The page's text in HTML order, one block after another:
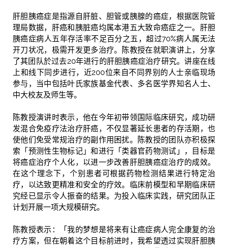
肝胆胰癌症是指源自肝脏、胆管或胰腺的癌症，根据医院管
理局数据，肝癌和胰脏癌均属本港五大致命癌症之一。肝胆
胰癌症病人五年存活率不足百分之五，超过70%病人属无法
开刀状况，极需开发更多治疗。陈教授在就职演讲上，分享
了其团队於过去20年进行的肝胆胰癌症治疗研究。讲座在线
上和线下同步进行，近200位来自不同界别的人士亲临现场
参与，当中包括叶氏家族基金代表、多名医学界知名人士、
中大校友及师生等。
陈教授演讲时表示，他在今年初带领国际临床研究，成功研
发混合免疫疗法治疗肝癌，不仅显著延长患者的存活期，也
使他们免受常规治疗的副作用困扰。陈教授的团队亦积极探
索「预测性生物标记」和进行「类器官药物测试」，目标是
将癌症治疗个人化，以进一步改善肝胆胰癌症治疗的成效。
在这个理念下，个别患者可根据药物检测结果进行特定治
疗，以达致更精准和安全的疗效。临床前模型和早期临床研
究经已显示令人振奋的结果。为投入临床实践，研究团队正
计划开展一项大规模研究。
陈教授表示：「我的梦想是将来有让癌症病人完全康复的治
疗方案，但在朝着这个目标前进时，我希望透过实现肝胆胰